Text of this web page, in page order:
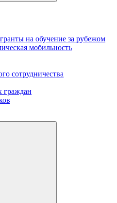
на обучение за рубежом
мобильность
сотрудничества
граждан